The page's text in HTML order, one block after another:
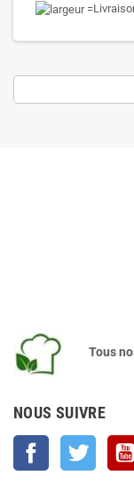
Tous
NOUS SUIVRE
Facebook Twitter